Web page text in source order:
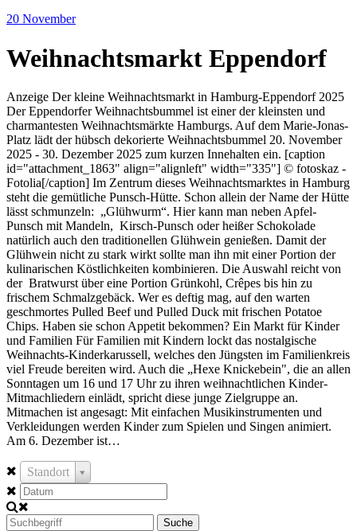
20 November
Weihnachtsmarkt Eppendorf
Anzeige Der kleine Weihnachtsmarkt in Hamburg-Eppendorf 2025
Der Eppendorfer Weihnachtsbummel ist einer der kleinsten und
charmantesten Weihnachtsmärkte Hamburgs. Auf dem Marie-Jonas-
Platz lädt der hübsch dekorierte Weihnachtsbummel 20. November
2025 - 30. Dezember 2025 zum kurzen Innehalten ein. [caption
id="attachment_1863" align="alignleft" width="335"] © fotoskaz -
Fotolia[/caption] Im Zentrum dieses Weihnachtsmarktes in Hamburg
steht die gemütliche Punsch-Hütte. Schon allein der Name der Hütte
lässt schmunzeln: „Glühwurm“. Hier kann man neben Apfel-
Punsch mit Mandeln, Kirsch-Punsch oder heißer Schokolade
natürlich auch den traditionellen Glühwein genießen. Damit der
Glühwein nicht zu stark wirkt sollte man ihn mit einer Portion der
kulinarischen Köstlichkeiten kombinieren. Die Auswahl reicht von
der Bratwurst über eine Portion Grünkohl, Crêpes bis hin zu
frischem Schmalzgebäck. Wer es deftig mag, auf den warten
geschmortes Pulled Beef und Pulled Duck mit frischen Potatoe
Chips. Haben sie schon Appetit bekommen? Ein Markt für Kinder
und Familien Für Familien mit Kindern lockt das nostalgische
Weihnachts-Kinderkarussell, welches den Jüngsten im Familienkreis
viel Freude bereiten wird. Auch die „Hexe Knickebein", die an allen
Sonntagen um 16 und 17 Uhr zu ihren weihnachtlichen Kinder-
Mitmachliedern einlädt, spricht diese junge Zielgruppe an.
Mitmachen ist angesagt: Mit einfachen Musikinstrumenten und
Verkleidungen werden Kinder zum Spielen und Singen animiert.
Am 6. Dezember ist…
Standort
Suche